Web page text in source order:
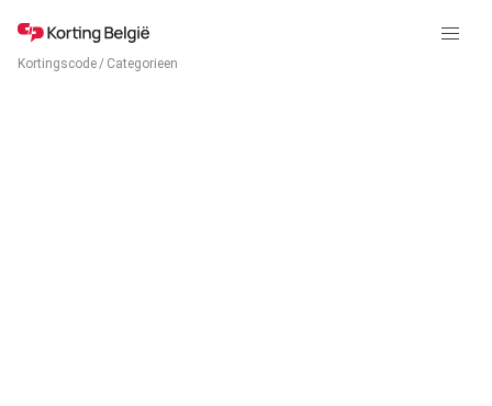
Kortingscode/ Categorieen